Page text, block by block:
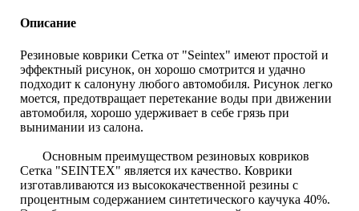
Описание
Резиновые коврики Сетка от "Seintex" имеют простой и
эффектный рисунок, он хорошо смотрится и удачно
подходит к салонуну любого автомобиля. Рисунок легко
моется, предотвращает перетекание воды при движении
автомобиля, хорошо удерживает в себе грязь при
вынимании из салона.
Основным преимуществом резиновых ковриков
Сетка "SEINTEX" является их качество. Коврики
изготавливаются из высококачественной резины с
процентным содержанием синтетического каучука 40%.